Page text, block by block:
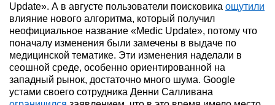
Update». А в августе пользователи поисковика ощутили
влияние нового алгоритма, который получил
неофициальное название «Medic Update», потому что
поначалу изменения были замечены в выдаче по
медицинской тематике. Эти изменения наделали в
сеошной среде, особенно ориентированной на
западный рынок, достаточно много шума. Google
устами своего сотрудника Денни Салливана